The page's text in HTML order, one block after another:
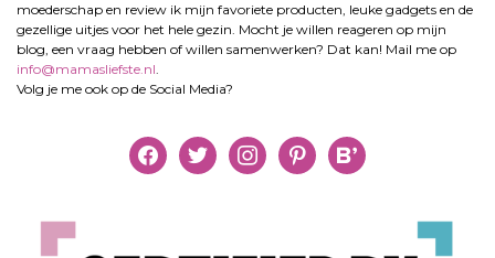
moederschap en review ik mijn favoriete producten, leuke gadgets en de
gezellige uitjes voor het hele gezin. Mocht je willen reageren op mijn
blog, een vraag hebben of willen samenwerken? Dat kan! Mail me op
info@mamasliefste.nl.
Volg je me ook op de Social Media?
facebooktwitter instagrampinterestbloglovin